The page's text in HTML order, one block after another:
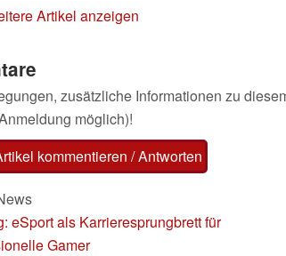
Artikel anzeigen
zusätzliche Informationen zu
möglich)!
kommentieren / Antworten
eSport als Karrieresprungbrett für
Gamer